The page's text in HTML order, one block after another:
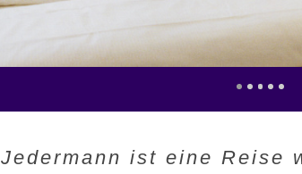
Jedermann ist eine Reise